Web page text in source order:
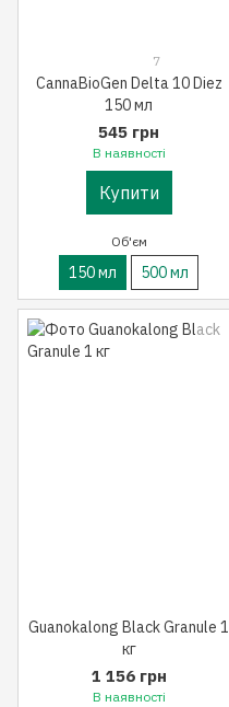
7
CannaBioGen Delta 10 Diez
150 мл
545 грн
В наявності
Купити
Об'єм
150 мл 500 мл
Guanokalong Black Granule 1
кг
1 156 грн
В наявності